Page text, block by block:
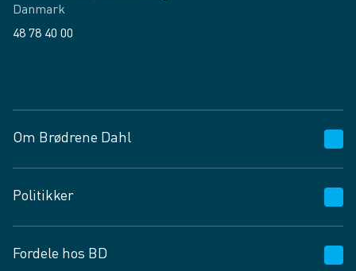
Danmark
48 78 40 00
Om Brødrene Dahl
Vagttelefon 30 10 89 89
Spørgsmål og svar
Job og karriere
Politikker
Privatlivspolitik
Fordele hos BD